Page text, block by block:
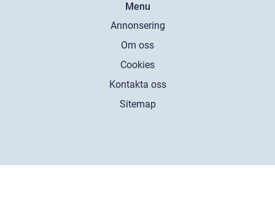
Menu
Annonsering
Om oss
Cookies
Kontakta oss
Sitemap